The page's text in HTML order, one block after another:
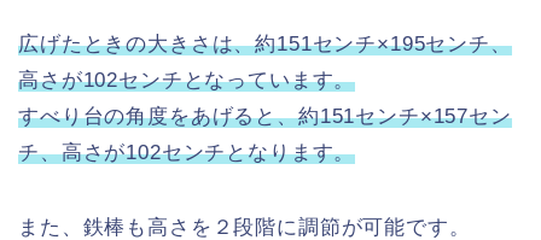
広げたときの大きさは、約151センチ×195センチ、
高さが102センチとなっています。
すべり台の角度をあげると、約151センチ×157セン
チ、高さが102センチとなります。
また、鉄棒も高さを２段階に調節が可能です。